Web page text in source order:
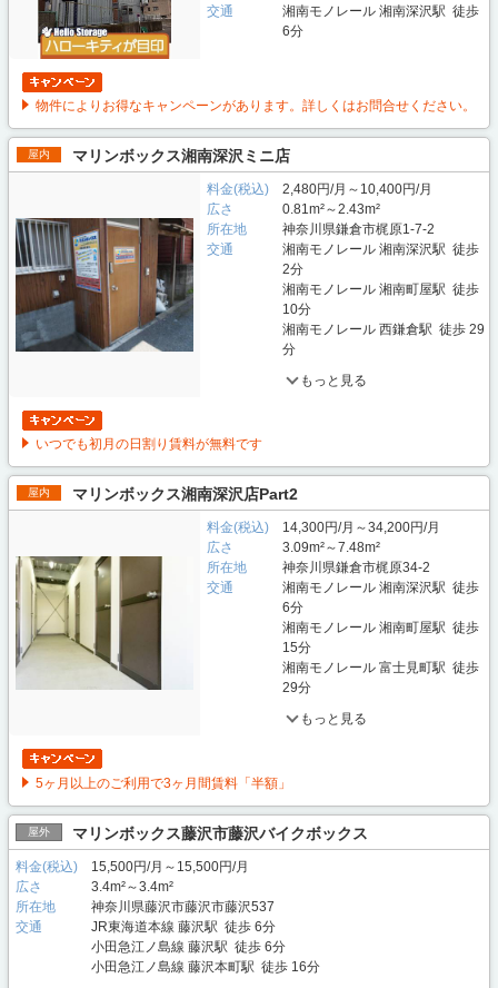
交通
湘南モノレール 湘南深沢駅 徒歩
6分
物件によりお得なキャンペーンがあります。詳しくはお問合せください。
屋内 マリンボックス湘南深沢ミニ店
料金(税込)
2,480円/月～10,400円/月
広さ
0.81m²～2.43m²
所在地
神奈川県鎌倉市梶原1-7-2
交通
湘南モノレール 湘南深沢駅 徒歩
2分
湘南モノレール 湘南町屋駅 徒歩
10分
湘南モノレール 西鎌倉駅 徒歩 29
分
もっと見る
いつでも初月の日割り賃料が無料です
屋内 マリンボックス湘南深沢店Part2
料金(税込)
14,300円/月～34,200円/月
広さ
3.09m²～7.48m²
所在地
神奈川県鎌倉市梶原34-2
交通
湘南モノレール 湘南深沢駅 徒歩
6分
湘南モノレール 湘南町屋駅 徒歩
15分
湘南モノレール 富士見町駅 徒歩
29分
もっと見る
5ヶ月以上のご利用で3ヶ月間賃料「半額」
屋外 マリンボックス藤沢市藤沢バイクボックス
料金(税込)
15,500円/月～15,500円/月
広さ
3.4m²～3.4m²
所在地
神奈川県藤沢市藤沢市藤沢537
交通
JR東海道本線 藤沢駅 徒歩 6分
小田急江ノ島線 藤沢駅 徒歩 6分
小田急江ノ島線 藤沢本町駅 徒歩 16分